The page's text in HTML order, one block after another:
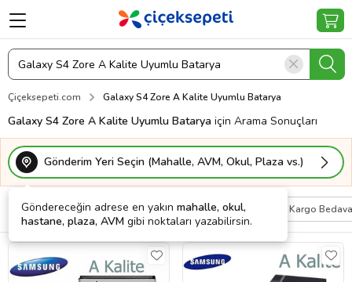
Çiçeksepeti.com Galaxy S4 Zore A Kalite Uyumlu Batarya
Galaxy S4 Zore A Kalite Uyumlu Batarya için Arama Sonuçları
Gönderim Yeri Seçin (Mahalle, AVM, Okul, Plaza vs.)
Göndereceğin adrese en yakın mahalle, okul,
hastane, plaza, AVM gibi noktaları yazabilirsin.
Filtrele Sırala Kişiye Özel Kargo Bedava